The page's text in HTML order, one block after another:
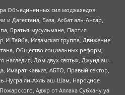
Объединенных сил моджахедов
и Дагестана, База, Асбат аль-Ансар,
Братья-мусульмане, Партия
И-Тайба, Исламская группа, Движение
Общество социальных реформ,
наследия, Дом двух святых, Джунд аш-
Имарат Кавказ, АБТО, Правый сектор,
Нусра ли-Ахль аш-Шам, Народное
Аджр от Аллаха Субхану уа